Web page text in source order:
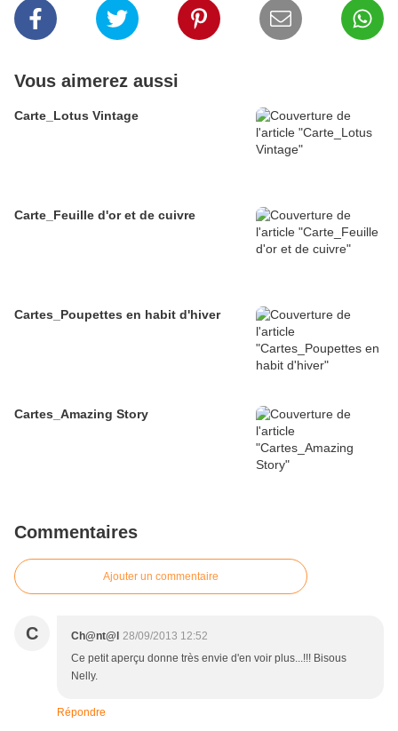
Vous aimerez aussi
Carte_Lotus Vintage
Carte_Feuille d'or et de cuivre
Cartes_Poupettes en habit d'hiver
Cartes_Amazing Story
Commentaires
Ajouter un commentaire
C Ch@nt@l 28/09/2013 12:52
Ce petit aperçu donne très envie d'en voir plus...!!! Bisous
Nelly.
Répondre